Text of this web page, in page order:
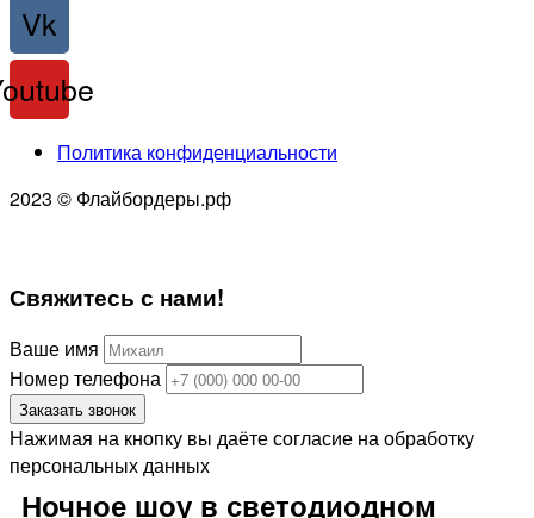
Vk
Политика конфиденциальности
2023 © Флайбордеры.рф
Свяжитесь с нами!
Ваше имя
Номер телефона
Заказать звонок
Нажимая на кнопку вы даёте согласие на обработку
персональных данных
Ночное шоу в светодиодном